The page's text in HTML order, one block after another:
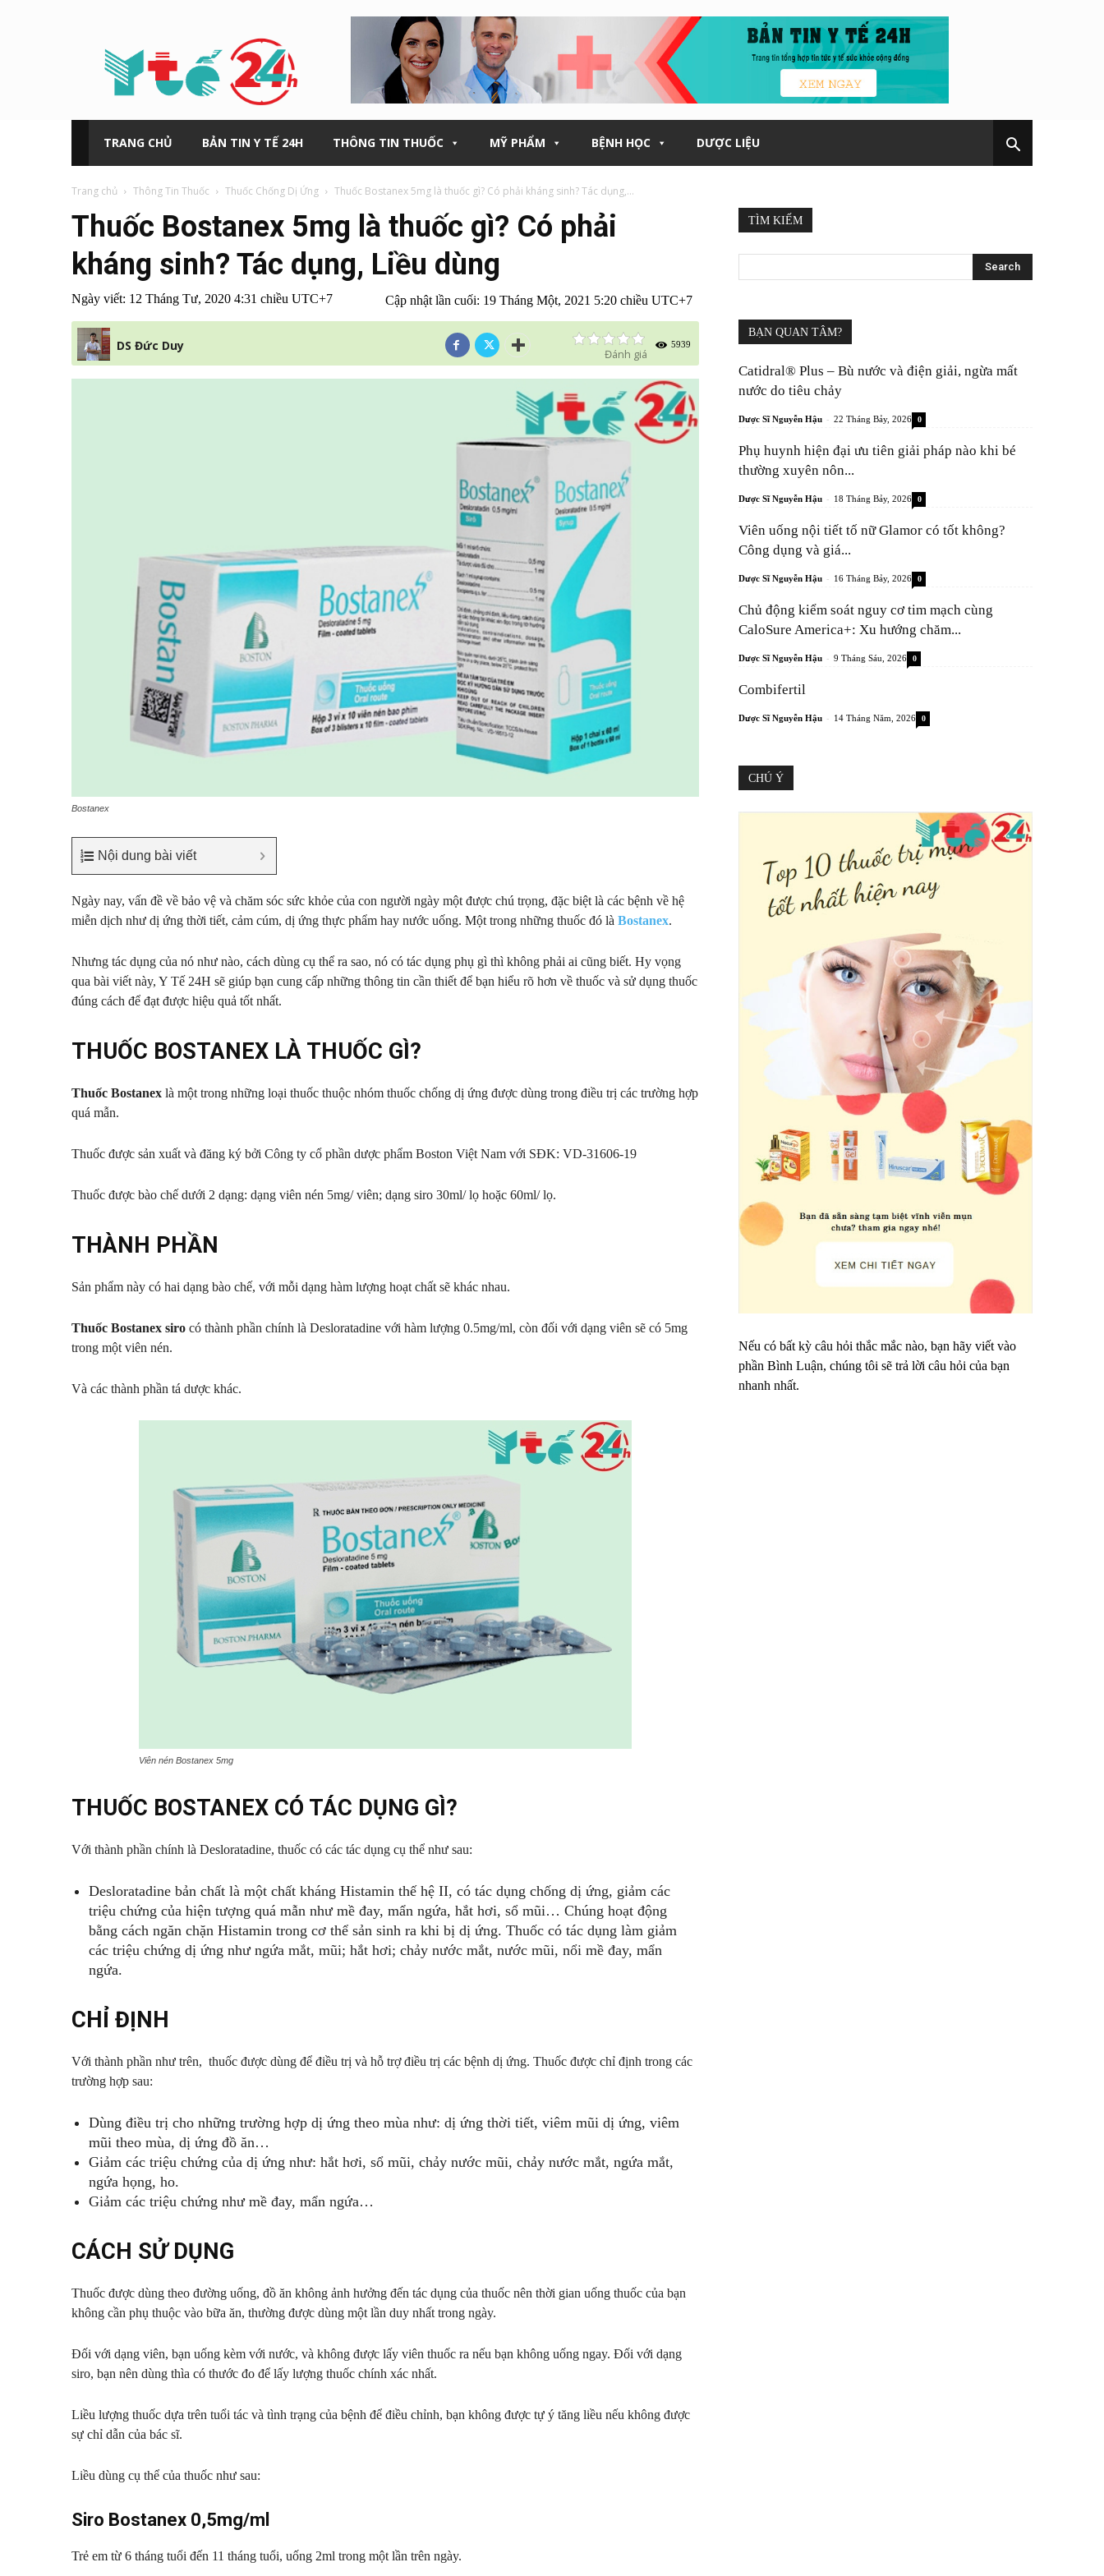
tế
24h
TRANG CHỦ BẢN TIN Y TẾ 24H THÔNG TIN THUỐC MỸ PHẨM BỆNH HỌC DƯỢC LIỆU
Trang chủ Thông Tin Thuốc Thuốc Chống Dị Ứng Thuốc Bostanex 5mg là thuốc gì? Có phải kháng sinh? Tác dụng,...
Thuốc Bostanex 5mg là thuốc gì? Có phải
kháng sinh? Tác dụng, Liều dùng
Ngày viết: 12 Tháng Tư, 2020 4:31 chiều UTC+7 Cập nhật lần cuối: 19 Tháng Một, 2021 5:20 chiều UTC+7
DS Đức Duy 5939
Đánh giá
Bostanex
Nội dung bài viết
Ngày nay, vấn đề về bảo vệ và chăm sóc sức khỏe của con người ngày một được chú trọng, đặc biệt là các bệnh về hệ
miễn dịch như dị ứng thời tiết, cảm cúm, dị ứng thực phẩm hay nước uống. Một trong những thuốc đó là Bostanex.
Nhưng tác dụng của nó như nào, cách dùng cụ thể ra sao, nó có tác dụng phụ gì thì không phải ai cũng biết. Hy vọng
qua bài viết này, Y Tế 24H sẽ giúp bạn cung cấp những thông tin cần thiết để bạn hiểu rõ hơn về thuốc và sử dụng thuốc
đúng cách để đạt được hiệu quả tốt nhất.
THUỐC BOSTANEX LÀ THUỐC GÌ?
Thuốc Bostanex là một trong những loại thuốc thuộc nhóm thuốc chống dị ứng được dùng trong điều trị các trường hợp
quá mẫn.
Thuốc được sản xuất và đăng ký bởi Công ty cổ phần dược phẩm Boston Việt Nam với SĐK: VD-31606-19
Thuốc được bào chế dưới 2 dạng: dạng viên nén 5mg/ viên; dạng siro 30ml/ lọ hoặc 60ml/ lọ.
THÀNH PHẦN
Sản phẩm này có hai dạng bào chế, với mỗi dạng hàm lượng hoạt chất sẽ khác nhau.
Thuốc Bostanex siro có thành phần chính là Desloratadine với hàm lượng 0.5mg/ml, còn đối với dạng viên sẽ có 5mg
trong một viên nén.
Và các thành phần tá dược khác.
Viên nén Bostanex 5mg
THUỐC BOSTANEX CÓ TÁC DỤNG GÌ?
Với thành phần chính là Desloratadine, thuốc có các tác dụng cụ thể như sau:
Desloratadine bản chất là một chất kháng Histamin thế hệ II, có tác dụng chống dị ứng, giảm các
triệu chứng của hiện tượng quá mẫn như mề đay, mẩn ngứa, hắt hơi, sổ mũi… Chúng hoạt động
bằng cách ngăn chặn Histamin trong cơ thể sản sinh ra khi bị dị ứng. Thuốc có tác dụng làm giảm
các triệu chứng dị ứng như ngứa mắt, mũi; hắt hơi; chảy nước mắt, nước mũi, nổi mề đay, mẩn
ngứa.
CHỈ ĐỊNH
Với thành phần như trên, thuốc được dùng để điều trị và hỗ trợ điều trị các bệnh dị ứng. Thuốc được chỉ định trong các
trường hợp sau:
Dùng điều trị cho những trường hợp dị ứng theo mùa như: dị ứng thời tiết, viêm mũi dị ứng, viêm
mũi theo mùa, dị ứng đồ ăn…
Giảm các triệu chứng của dị ứng như: hắt hơi, sổ mũi, chảy nước mũi, chảy nước mắt, ngứa mắt,
ngứa họng, ho.
Giảm các triệu chứng như mề đay, mẩn ngứa…
CÁCH SỬ DỤNG
Thuốc được dùng theo đường uống, đồ ăn không ảnh hưởng đến tác dụng của thuốc nên thời gian uống thuốc của bạn
không cần phụ thuộc vào bữa ăn, thường được dùng một lần duy nhất trong ngày.
Đối với dạng viên, bạn uống kèm với nước, và không được lấy viên thuốc ra nếu bạn không uống ngay. Đối với dạng
siro, bạn nên dùng thìa có thước đo để lấy lượng thuốc chính xác nhất.
Liều lượng thuốc dựa trên tuổi tác và tình trạng của bệnh để điều chỉnh, bạn không được tự ý tăng liều nếu không được
sự chỉ dẫn của bác sĩ.
Liều dùng cụ thể của thuốc như sau:
Siro Bostanex 0,5mg/ml
Trẻ em từ 6 tháng tuổi đến 11 tháng tuổi, uống 2ml trong một lần trên ngày.
TÌM KIẾM
BẠN QUAN TÂM?
Catidral® Plus – Bù nước và điện giải, ngừa mất
nước do tiêu chảy
Dược Sĩ Nguyễn Hậu - 22 Tháng Bảy, 2026 0
Phụ huynh hiện đại ưu tiên giải pháp nào khi bé
thường xuyên nôn...
Dược Sĩ Nguyễn Hậu - 18 Tháng Bảy, 2026 0
Viên uống nội tiết tố nữ Glamor có tốt không?
Công dụng và giá...
Dược Sĩ Nguyễn Hậu - 16 Tháng Bảy, 2026 0
Chủ động kiểm soát nguy cơ tim mạch cùng
CaloSure America+: Xu hướng chăm...
Dược Sĩ Nguyễn Hậu - 9 Tháng Sáu, 2026 0
Combifertil
Dược Sĩ Nguyễn Hậu - 14 Tháng Năm, 2026 0
CHÚ Ý
Nếu có bất kỳ câu hỏi thắc mắc nào, bạn hãy viết vào
phần Bình Luận, chúng tôi sẽ trả lời câu hỏi của bạn
nhanh nhất.